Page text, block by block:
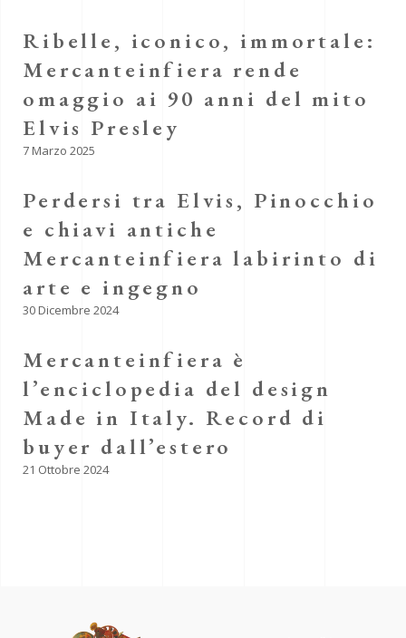
Ribelle, iconico, immortale:
Mercanteinfiera rende
omaggio ai 90 anni del mito
Elvis Presley
7 Marzo 2025
Perdersi tra Elvis, Pinocchio
e chiavi antiche
Mercanteinfiera labirinto di
arte e ingegno
30 Dicembre 2024
Mercanteinfiera è
l’enciclopedia del design
Made in Italy. Record di
buyer dall’estero
21 Ottobre 2024